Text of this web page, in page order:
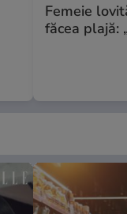
Femeie
făcea plajă: